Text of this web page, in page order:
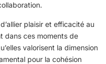
plaisir et efficacité au
dans ces moments de
valorisent la dimension
pour la cohésion